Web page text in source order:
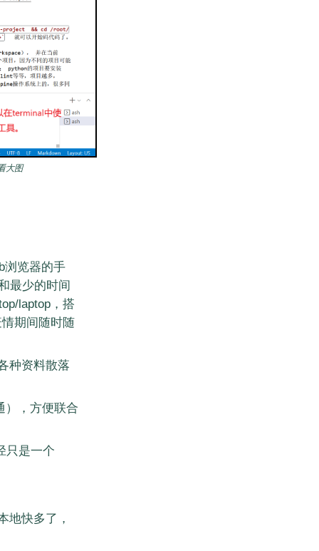
大图
浏览器的手
最少的时间
laptop，搭
期间随时随
种资料散落
），方便联合
只是一个
地快多了，